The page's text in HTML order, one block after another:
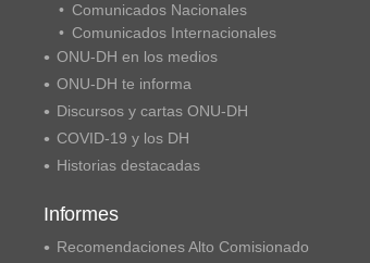
Comunicados Nacionales
Comunicados Internacionales
ONU-DH en los medios
ONU-DH te informa
Discursos y cartas ONU-DH
COVID-19 y los DH
Historias destacadas
Informes
Recomendaciones Alto Comisionado